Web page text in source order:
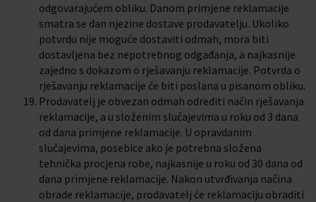
odgovarajućem obliku. Danom primjene reklamacije
smatra se dan njezine dostave prodavatelju. Ukoliko
potvrdu nije moguće dostaviti odmah, mora biti
dostavljena bez nepotrebnog odgađanja, a najkasnije
zajedno s dokazom o rješavanju reklamacije. Potvrda o
rješavanju reklamacije će biti poslana u pisanom obliku.
Prodavatelj je obvezan odmah odrediti način rješavanja
reklamacije, a u složenim slučajevima u roku od 3 dana
od dana primjene reklamacije. U opravdanim
slučajevima, posebice ako je potrebna složena
tehnička procjena robe, najkasnije u roku od 30 dana od
dana primjene reklamacije. Nakon utvrđivanja načina
obrade reklamacije, prodavatelj će reklamaciju obraditi